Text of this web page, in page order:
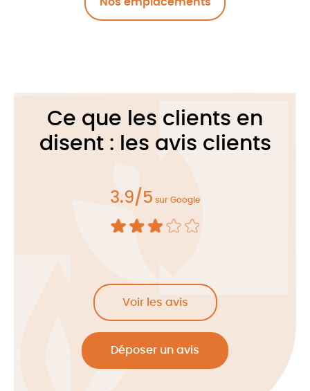
Ce que les clients en
disent : les avis clients
3.9/5 sur Google
Voir les avis
Déposer un avis